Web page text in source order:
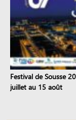
Festival de Sousse
juillet au 15 août